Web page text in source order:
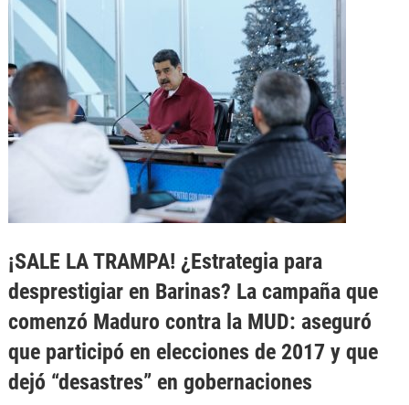
¡SALE LA TRAMPA! ¿Estrategia para
desprestigiar en Barinas? La campaña que
comenzó Maduro contra la MUD: aseguró
que participó en elecciones de 2017 y que
dejó “desastres” en gobernaciones